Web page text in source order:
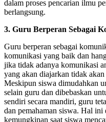
dalam proses pencarian ilmu
berlangsung.
3. Guru Berperan Sebagai
Guru berperan sebagai
komunikasi yang baik dan
jika tidak adanya komunikasi
yang akan diajarkan tidak
Meskipun siswa dimudahkan
selain guru dan dibebaskan
sendiri secara mandiri, guru
dan pemahaman siswa. Hal
kemungkinan saat siswa